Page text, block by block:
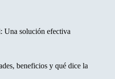
Una solución efectiva
beneficios y qué dice la